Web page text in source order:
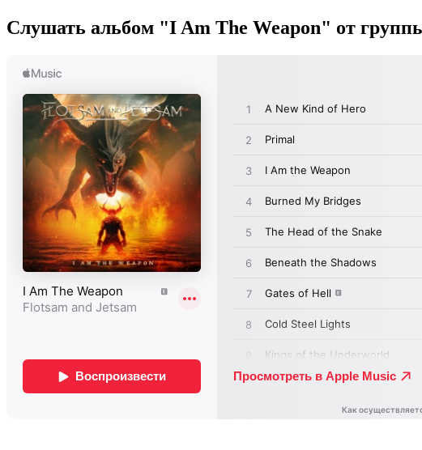
Слушать альбом "I Am The Weapon" от